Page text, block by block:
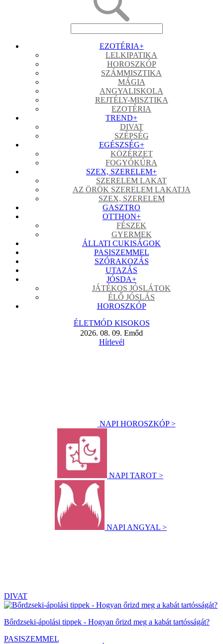
EZOTÉRIA+
LELKIPATIKA
HOROSZKÓP
SZÁMMISZTIKA
MÁGIA
ANGYALISKOLA
REJTÉLY-MISZTIKA
EZOTÉRIA
TREND+
DIVAT
SZÉPSÉG
EGÉSZSÉG+
KÖZÉRZET
FOGYÓKÚRA
SZEX, SZERELEM+
SZERELEM LAKAT
AZ ÖRÖK SZERELEM LAKATJA
SZEX, SZERELEM
GASZTRO
OTTHON+
FÉSZEK
GYERMEK
ÁLLATI CUKISÁGOK
PASISZEMMEL
SZÓRAKOZÁS
UTAZÁS
JÓSDA+
JÁTÉKOS JÓSLÁTOK
ÉLŐ JÓSLÁS
HOROSZKÓP
ÉLETMÓD KISOKOS
2026. 08. 09. Emőd
Hírlevél
NAPI HOROSZKÓP >
NAPI TAROT >
NAPI ANGYAL >
DIVAT
Bőrdzseki-ápolási tippek - Hogyan őrizd meg a kabát tartósságát?
PASISZEMMEL